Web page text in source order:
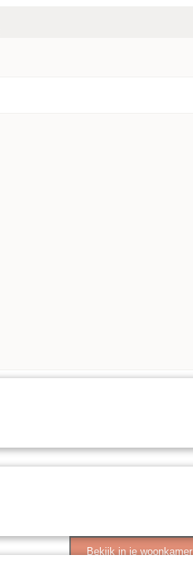
Bekijk in je woonkamer